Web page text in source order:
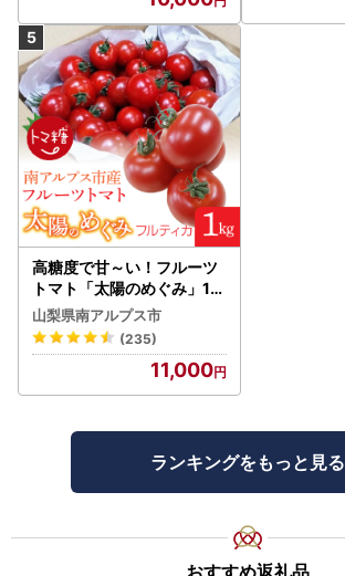
高糖度で甘～い！フルーツ
トマト「太陽のめぐみ」1k
g ALPBI001 | 高糖度 おす
すめ 産地直送 新鮮 フレッ
シュ 高栄養素 南アルプス市
山梨県南アルプス市
(235)
11,000
ランキングをもっと見る
おすすめ返礼品